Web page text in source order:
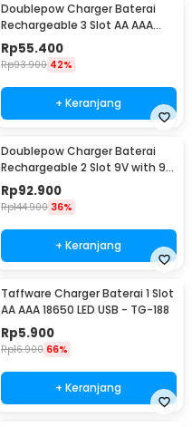
Doublepow Charger Baterai
Rechargeable 3 Slot AA AAA
with AAA 3 PCS - DP-B33
Rp55.400
Rp93.900 42%
+ Keranjang
Doublepow Charger Baterai
Rechargeable 2 Slot 9V with 9V
2 PCS - DP-B09
Rp92.900
Rp144.900 36%
+ Keranjang
Taffware Charger Baterai 1 Slot
AA AAA 18650 LED USB - TG-188
Rp5.900
Rp16.900 66%
+ Keranjang